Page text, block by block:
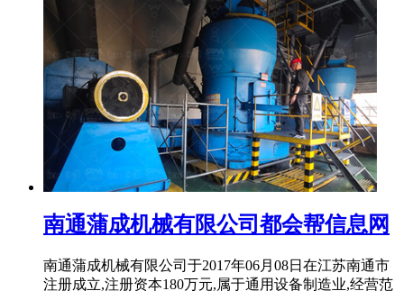
南通蒲成机械有限公司都会帮信息网
南通蒲成机械有限公司于2017年06月08日在江苏南通市
注册成立,注册资本180万元,属于通用设备制造业,经营范